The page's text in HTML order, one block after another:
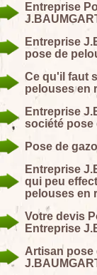
Entreprise
Entreprise
pose de
Ce qu'il faut
pelouses en
Entreprise
société pose
Pose de
Entreprise
qui peu
pelouses en
Votre devis
Entreprise
Artisan pose